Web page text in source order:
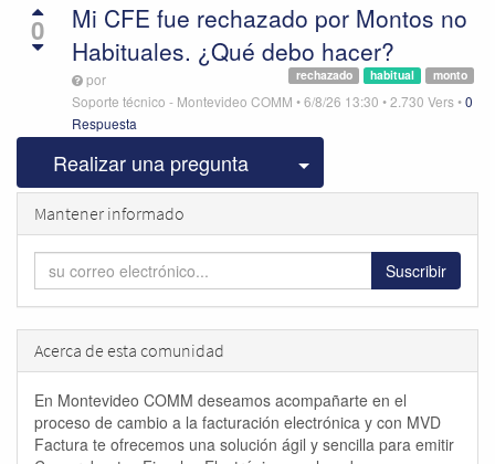
0
Mi CFE fue rechazado por Montos no
Habituales. ¿Qué debo hacer?
monto
habitual
rechazado
por
Soporte técnico - Montevideo COMM •6/8/26 13:30 •2.730 Vers•0
Respuesta
Realizar una pregunta Seleccionar
Mantener informado
Suscribir
Acerca de esta comunidad
En Montevideo COMM deseamos acompañarte en el
proceso de cambio a la facturación electrónica y con MVD
Factura te ofrecemos una solución ágil y sencilla para emitir